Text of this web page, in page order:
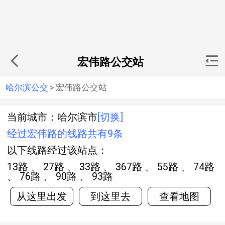
宏伟路公交站
哈尔滨公交 > 宏伟路公交站
当前城市：哈尔滨市 [切换]
经过宏伟路的线路共有9条
以下线路经过该站点：
13路 、 27路 、 33路 、 367路 、 55路 、 74路
、 76路 、 90路 、 93路
从这里出发
到这里去 查看地图